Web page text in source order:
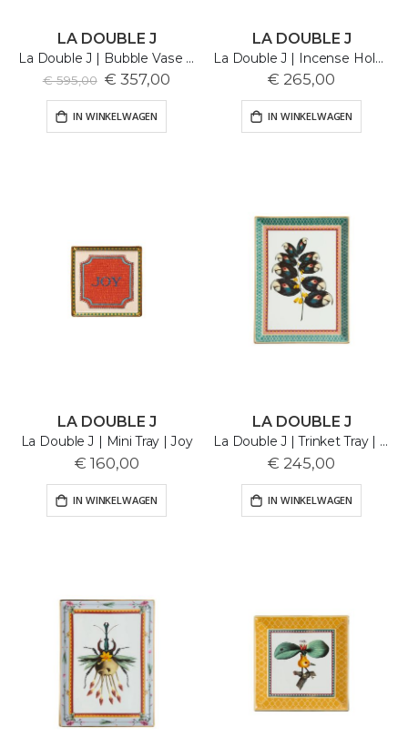
LA DOUBLE J
La Double J | Bubble Vase | Big Pineapple
€ 595,00 Special
Price
€ 357,00
IN WINKELWAGEN
LA DOUBLE J
La Double J | Incense Holder | Leaftrail
€ 265,00
IN WINKELWAGEN
LA DOUBLE J
La Double J | Mini Tray | Joy
€ 160,00
IN WINKELWAGEN
LA DOUBLE J
La Double J | Trinket Tray | Parrotstem
€ 245,00
IN WINKELWAGEN